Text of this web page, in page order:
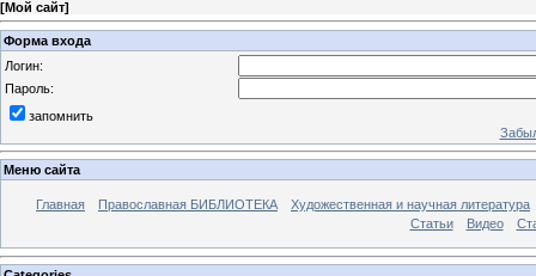
[Мой сайт]
Форма входа
Логин:
Пароль:
запомнить
Меню сайта
Главная Православная БИБЛИОТЕКА
Художественная и научная литература
Статьи
Видео